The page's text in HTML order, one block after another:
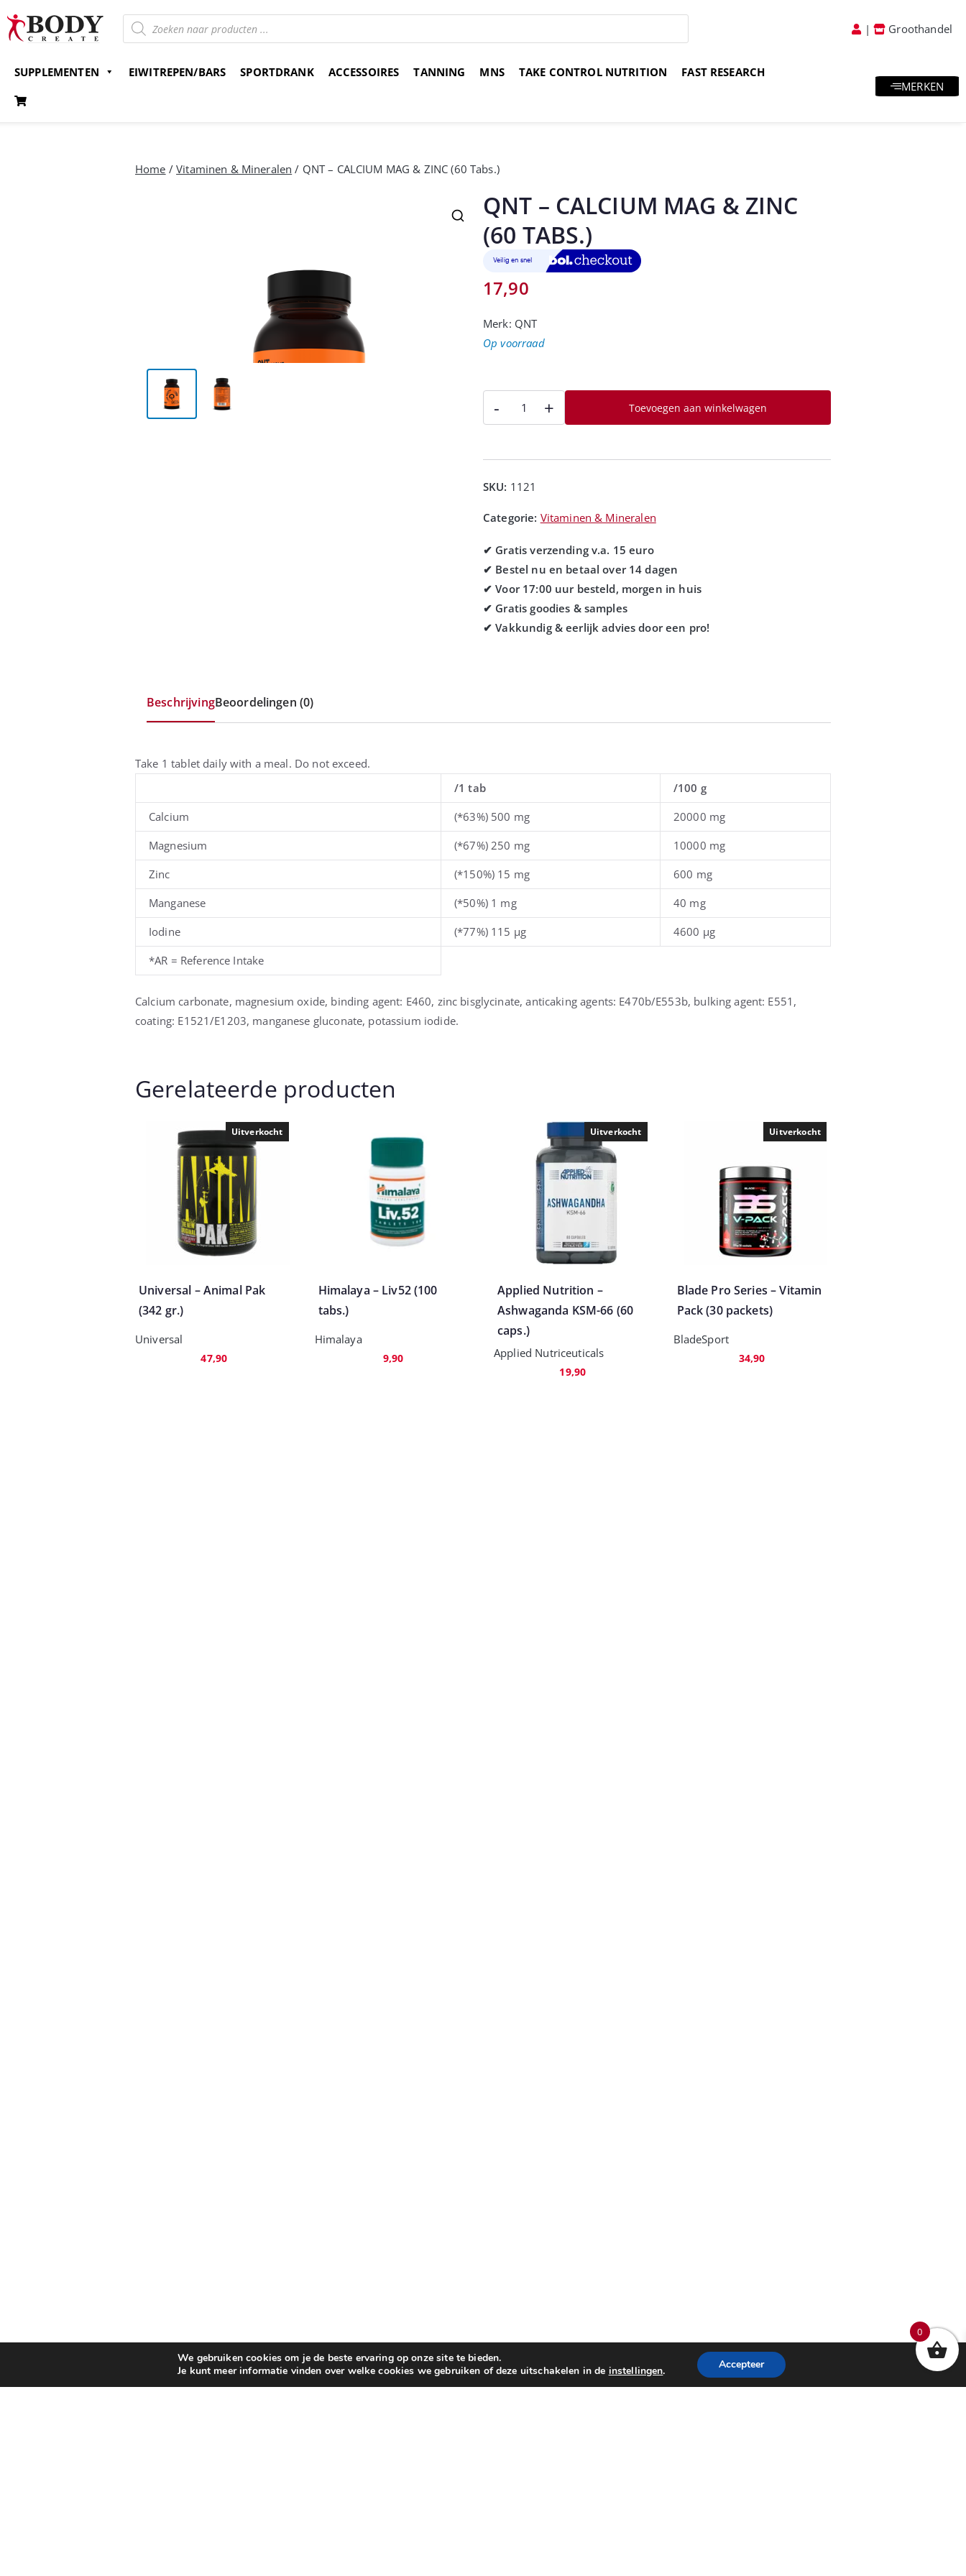
| Groothandel
SUPPLEMENTEN EIWITREPEN/BARS SPORTDRANK ACCESSOIRES TANNING MNS TAKE CONTROL NUTRITION
FAST RESEARCH
MERKEN
Home /Vitaminen & Mineralen / QNT – CALCIUM MAG & ZINC (60 Tabs.)
QNT – CALCIUM MAG & ZINC
(60 TABS.)
17,90
Merk: QNT
Op voorraad
- + Toevoegen aan winkelwagen
SKU: 1121
Categorie: Vitaminen & Mineralen
BeschrijvingBeoordelingen (0)
Take 1 tablet daily with a meal. Do not exceed.
/1 tab
/100 g
Calcium
(*63%) 500 mg
20000 mg
Magnesium
(*67%) 250 mg
10000 mg
Zinc
(*150%) 15 mg
600 mg
Manganese
(*50%) 1 mg
40 mg
Iodine
(*77%) 115 µg
4600 µg
*AR = Reference Intake
Calcium carbonate, magnesium oxide, binding agent: E460, zinc bisglycinate, anticaking agents: E470b/E553b, bulking agent: E551,
coating: E1521/E1203, manganese gluconate, potassium iodide.
Gerelateerde producten
Uitverkocht
Universal – Animal Pak
(342 gr.)
Universal
47,90
Himalaya – Liv52 (100
tabs.)
Himalaya
9,90
Uitverkocht
Applied Nutrition –
Ashwaganda KSM-66 (60
caps.)
Applied Nutriceuticals
19,90
Uitverkocht
Blade Pro Series – Vitamin
Pack (30 packets)
BladeSport
34,90
We gebruiken cookies om je de beste ervaring op onze site te bieden.
Je kunt meer informatie vinden over welke cookies we gebruiken of deze uitschakelen in de instellingen. Accepteer
0